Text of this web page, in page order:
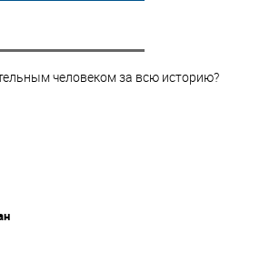
человеком за всю историю?